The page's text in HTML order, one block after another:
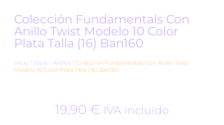
Colección Fundamentals Con
Anillo Twist Modelo 10 Color
Plata Talla (16) Ban160
Inicio / Joyas / Anillos / Colección Fundamentals Con Anillo Twist
Modelo 10 Color Plata Talla (16) Ban160
19,90 € IVA incluido